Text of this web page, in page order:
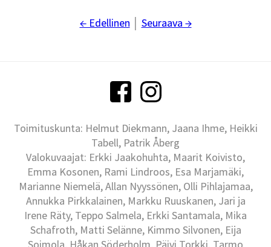
← Edellinen Seuraava →
Toimituskunta: Helmut Diekmann, Jaana Ihme, Heikki
Tabell, Patrik Åberg
Valokuvaajat: Erkki Jaakohuhta, Maarit Koivisto,
Emma Kosonen, Rami Lindroos, Esa Marjamäki,
Marianne Niemelä, Allan Nyyssönen, Olli Pihlajamaa,
Annukka Pirkkalainen, Markku Ruuskanen, Jari ja
Irene Räty, Teppo Salmela, Erkki Santamala, Mika
Schafroth, Matti Selänne, Kimmo Silvonen, Eija